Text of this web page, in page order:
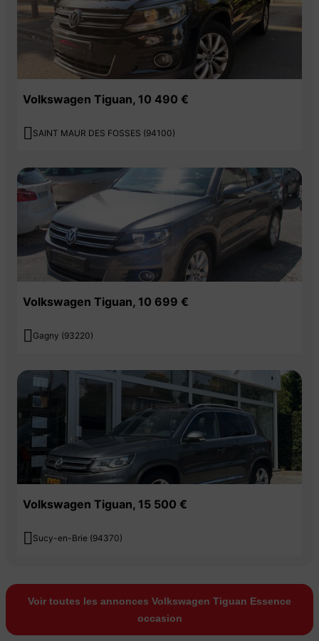
Volkswagen Tiguan, 10 490 €
 SAINT MAUR DES FOSSES (94100)
Volkswagen Tiguan, 10 699 €
 Gagny (93220)
Volkswagen Tiguan, 15 500 €
 Sucy-en-Brie (94370)
Voir toutes les annonces Volkswagen Tiguan Essence
occasion